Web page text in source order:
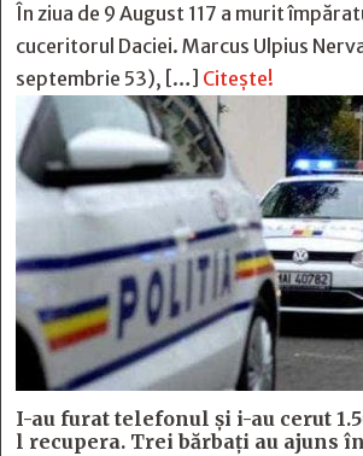
În ziua de 9 August 117 a murit
cuceritorul Daciei. Marcus Ulpius
septembrie 53), […] Citește!
I-au furat telefonul și i-au cerut
l recupera. Trei bărbați au ajuns